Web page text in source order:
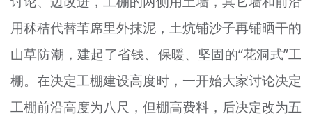
用秫秸代替苇席里外抹泥，土炕铺沙子再铺晒干的
山草防潮，建起了省钱、保暖、坚固的“花洞式”工
棚。在决定工棚建设高度时，一开始大家讨论决定
工棚前沿高度为八尺，但棚高费料，后决定改为五